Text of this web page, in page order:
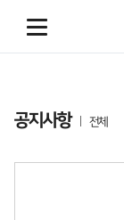
공지사항 전체